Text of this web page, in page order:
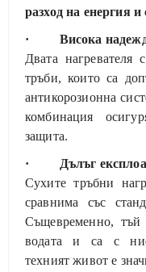
разход на енергия
· Висока
Двата
тръби, които са
антикорозионна
комбинация
защита.
· Дълъг
Сухите тръбни
сравнима със
Същевременно,
водата и са с
техният живот е